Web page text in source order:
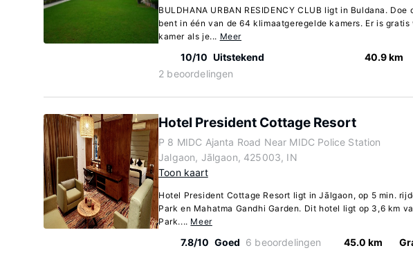
BULDHANA URBAN RESIDENCY CLUB ligt in Buldana. Doe
bent in één van de 64 klimaatgeregelde kamers. Er is gratis
kamer als je... Meer
10/10 Uitstekend
2 beoordelingen
40.9 km
Hotel President Cottage Resort
P 8 MIDC Ajanta Road Near MIDC Police Station
Jalgaon, Jālgaon, 425003, IN
Toon kaart
Hotel President Cottage Resort ligt in Jālgaon, op 5 min.
Park en Mahatma Gandhi Garden. Dit hotel ligt op 3,6 km
Park.... Meer
7.8/10 Goed 6 beoordelingen 45.0 km